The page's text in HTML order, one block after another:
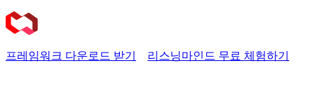
Skip
to
프레임워크 다운로드 받기
리스닝마인드 무료 체험하기